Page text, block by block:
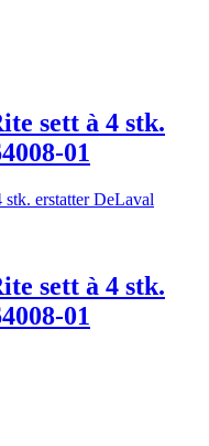
sett à 4 stk.
01
sett à 4 stk.
01